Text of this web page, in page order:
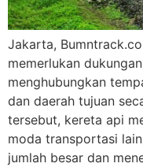
Jakarta,
memerlukan
menghubungkan
dan daerah tujuan
tersebut, kereta api
moda transportasi
jumlah besar dan